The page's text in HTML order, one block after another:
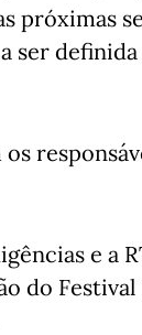
próximas
ser
e a
do Festival